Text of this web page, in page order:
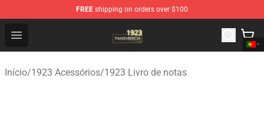
FREE shipping on orders over $100
Open menu
1923 Shop - Official 1923 Merchandise Store
Início/1923 Acessórios/1923 Livro de notas